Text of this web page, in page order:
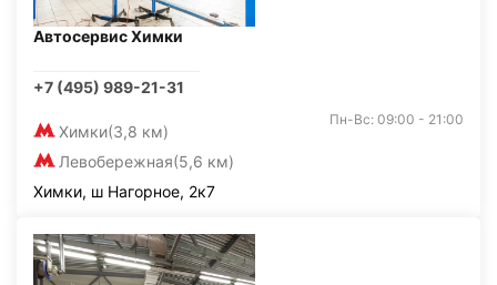
Автосервис Химки
+7 (495) 989-21-31
Химки(3,8 км)
Левобережная(5,6 км)
Пн-Вс: 09:00 - 21:00
Химки, ш Нагорное, 2к7